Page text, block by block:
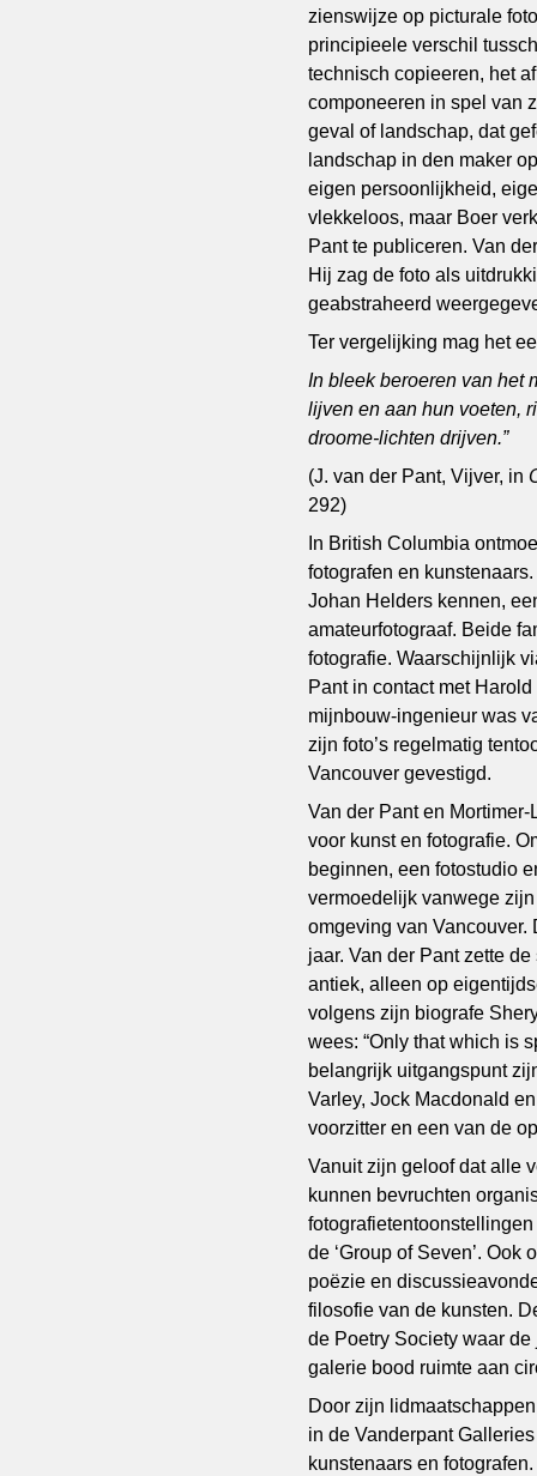
zienswijze op picturale
principieele verschil
technisch copieeren, het
componeeren in spel van
geval of landschap, dat
landschap in den maker
eigen persoonlijkheid,
vlekkeloos, maar Boer
Pant te publiceren. Van
Hij zag de foto als
geabstraheerd
Ter vergelijking mag het
In bleek beroeren van het
lijven en aan hun voeten,
droome-lichten drijven.”
(J. van der Pant, Vijver, in
292)
In British Columbia
fotografen en
Johan Helders kennen,
amateurfotograaf. Beide
fotografie. Waarschijnlijk
Pant in contact met
mijnbouw-ingenieur was
zijn foto’s regelmatig
Vancouver gevestigd.
Van der Pant en
voor kunst en fotografie.
beginnen, een fotostudio
vermoedelijk vanwege
omgeving van
jaar. Van der Pant zette
antiek, alleen op
volgens zijn biografe
wees: “Only that which is
belangrijk uitgangspunt
Varley, Jock Macdonald
voorzitter en een van de
Vanuit zijn geloof dat alle
kunnen bevruchten
de ‘Group of Seven’.
poëzie en
filosofie van de kunsten.
de Poetry Society waar
galerie bood ruimte aan
Door zijn
in de Vanderpant
kunstenaars en